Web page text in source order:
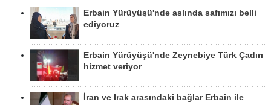
Erbain Yürüyüşü'nde aslında safımızı belli
ediyoruz
Erbain Yürüyüşü'nde Zeynebiye Türk Çadırı
hizmet veriyor
İran ve Irak arasındaki bağlar Erbain ile